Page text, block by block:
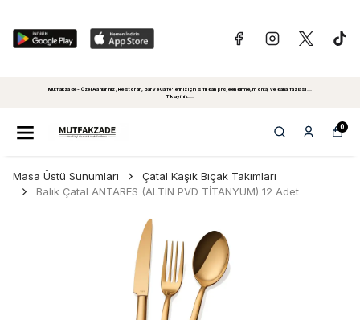
Mutfakzade - Özel Alanlariniz, Restoran, Bar ve Cafe'leriniz için sıfırdan projelendirme, montaj ve daha fazlasi...
Tiklayiniz...
0
Masa Üstü Sunumları
Çatal Kaşık Bıçak Takımları
Balık Çatal ANTARES (ALTIN PVD TİTANYUM) 12 Adet